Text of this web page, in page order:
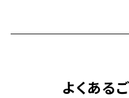
よくある